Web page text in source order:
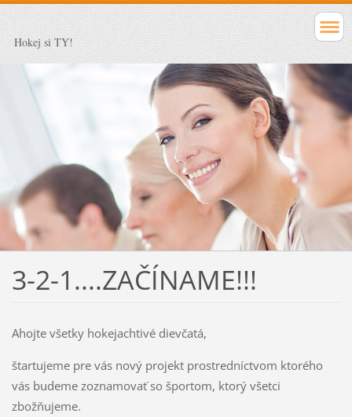
Hokej si TY!
3-2-1....ZAČÍNAME!!!
Ahojte všetky hokejachtivé dievčatá,
štartujeme pre vás nový projekt prostredníctvom ktorého
vás budeme zoznamovať so športom, ktorý všetci
zbožňujeme.